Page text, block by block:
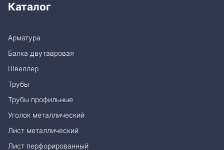
Каталог
Арматура
Балка двутавровая
Швеллер
Трубы
Трубы профильные
Уголок металлический
Лист металлический
Лист перфорированный